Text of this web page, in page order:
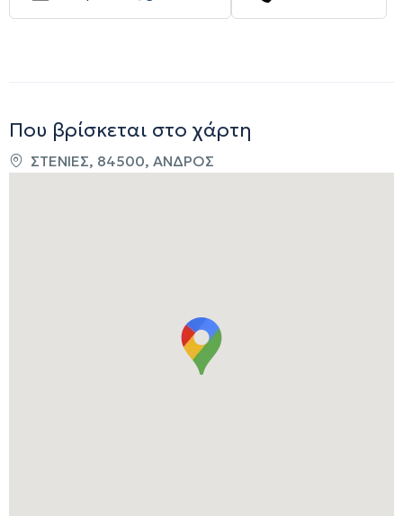
Που βρίσκεται στο χάρτη
ΣΤΕΝΙΕΣ, 84500, ΑΝΔΡΟΣ